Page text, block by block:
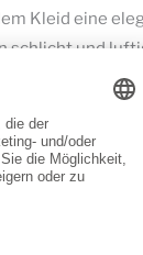
Kleid eine
schlicht und
leichtes